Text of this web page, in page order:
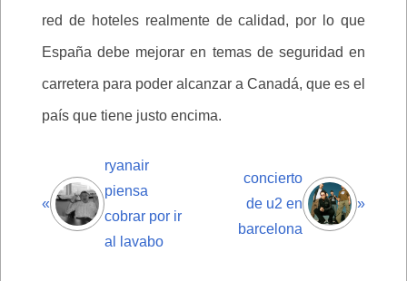
red de hoteles realmente de calidad, por lo que
España debe mejorar en temas de seguridad en
carretera para poder alcanzar a Canadá, que es el
país que tiene justo encima.
«
ryanair
piensa
cobrar por ir
al lavabo
concierto
de u2 en
barcelona
»